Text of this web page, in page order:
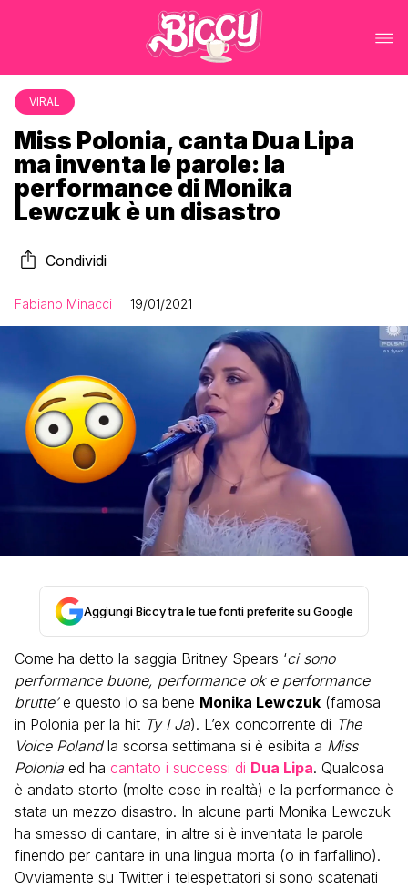
VIRAL
Miss Polonia, canta Dua Lipa
ma inventa le parole: la
performance di Monika
Lewczuk è un disastro
Condividi
Fabiano Minacci 19/01/2021
Aggiungi Biccy tra le tue fonti preferite su Google
Come ha detto la saggia Britney Spears ‘ci sono
performance buone, performance ok e performance
brutte’e questo lo sa bene Monika Lewczuk (famosa
in Polonia per la hit Ty I Ja). L’ex concorrente di The
Voice Polandla scorsa settimana si è esibita a Miss
Polonia ed ha cantato i successi di Dua Lipa. Qualcosa
è andato storto (molte cose in realtà) e la performance è
stata un mezzo disastro. In alcune parti Monika Lewczuk
ha smesso di cantare, in altre si è inventata le parole
finendo per cantare in una lingua morta (o in farfallino).
Ovviamente su Twitter i telespettatori si sono scatenati